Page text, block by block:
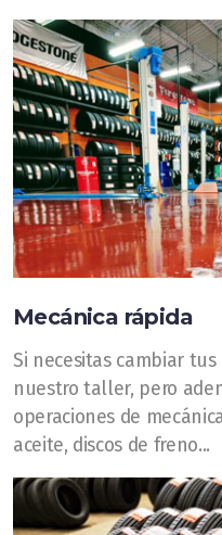
Mecánica rápida
Si necesitas cambiar tus
nuestro taller, pero
operaciones de
aceite, discos de freno...